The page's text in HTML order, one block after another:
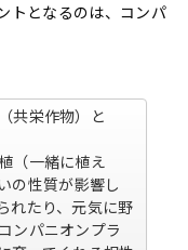
トとなるのは、コンパ
共栄作物）と
（一緒に植え
の性質が影響し
れたり、元気に野
ンパニオンプラ